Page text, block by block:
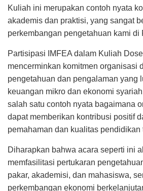
Kuliah ini merupakan contoh nyata
akademis dan praktisi, yang sangat
perkembangan pengetahuan kami di
Partisipasi IMFEA dalam Kuliah
mencerminkan komitmen organisasi
pengetahuan dan pengalaman yang
keuangan mikro dan ekonomi
salah satu contoh nyata bagaimana
dapat memberikan kontribusi positif
pemahaman dan kualitas
Diharapkan bahwa acara seperti ini
memfasilitasi pertukaran
pakar, akademisi, dan mahasiswa,
perkembangan ekonomi